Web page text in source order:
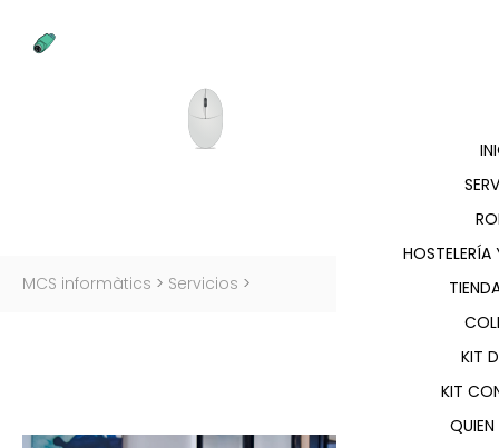
KIT
KIT
MCS informàtics > Servicios >